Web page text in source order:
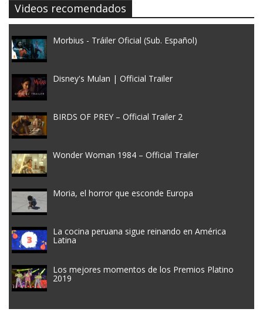
Videos recomendados
Morbius - Tráiler Oficial (Sub. Español)
Disney's Mulan | Official Trailer
BIRDS OF PREY – Official Trailer 2
Wonder Woman 1984 – Official Trailer
Moria, el horror que esconde Europa
La cocina peruana sigue reinando en América
Latina
Los mejores momentos de los Premios Platino
2019